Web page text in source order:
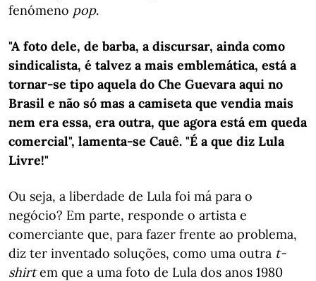
fenómeno pop.
"A foto dele, de barba, a discursar, ainda como
sindicalista, é talvez a mais emblemática, está a
tornar-se tipo aquela do Che Guevara aqui no
Brasil e não só mas a camiseta que vendia mais
nem era essa, era outra, que agora está em queda
comercial", lamenta-se Cauê. "É a que diz Lula
Livre!"
Ou seja, a liberdade de Lula foi má para o
negócio? Em parte, responde o artista e
comerciante que, para fazer frente ao problema,
diz ter inventado soluções, como uma outra t-
shirtem que a uma foto de Lula dos anos 1980